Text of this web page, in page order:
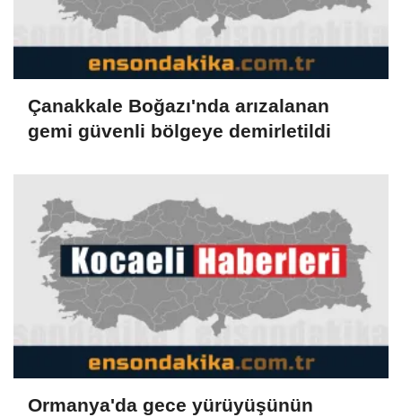
Çanakkale Boğazı'nda arızalanan
gemi güvenli bölgeye demirletildi
Ormanya'da gece yürüyüşünün